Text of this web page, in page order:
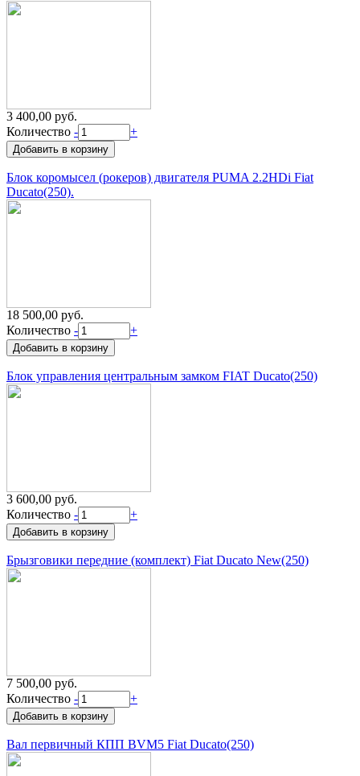
3 400,00 руб.
Количество - +
Блок коромысел (рокеров) двигателя PUMA 2.2HDi Fiat
Ducato(250).
18 500,00 руб.
Количество - +
Блок управления центральным замком FIAT Ducato(250)
3 600,00 руб.
Количество - +
Брызговики передние (комплект) Fiat Ducato New(250)
7 500,00 руб.
Количество - +
Вал первичный КПП BVM5 Fiat Ducato(250)